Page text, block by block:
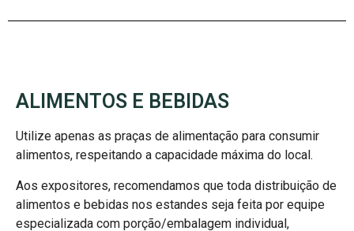
ALIMENTOS E BEBIDAS
Utilize apenas as praças de alimentação para consumir
alimentos, respeitando a capacidade máxima do local.
Aos expositores, recomendamos que toda distribuição de
alimentos e bebidas nos estandes seja feita por equipe
especializada com porção/embalagem individual,